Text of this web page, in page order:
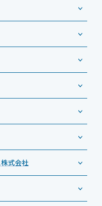
保守
ビス
サービス
タルサイネージほか）
ェクター
機器
イザー」
リ」
ター
式会社